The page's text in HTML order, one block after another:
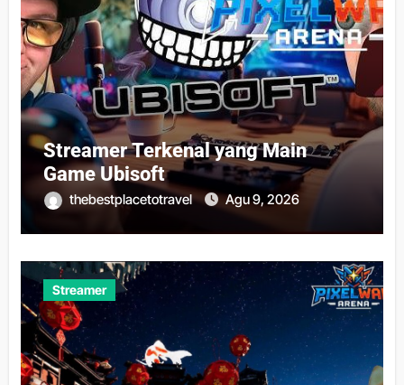
Streamer Terkenal yang Main
Game Ubisoft
thebestplacetotravel Agu 9, 2026
Streamer